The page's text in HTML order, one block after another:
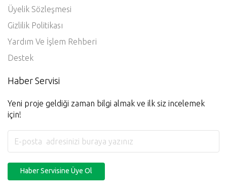
Üyelik Sözleşmesi
Gizlilik Politikası
Yardım Ve İşlem Rehberi
Destek
Haber Servisi
Yeni proje geldiği zaman bilgi almak ve ilk siz incelemek
için!
Haber Servisine Üye Ol